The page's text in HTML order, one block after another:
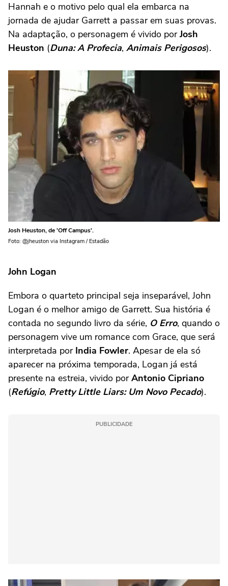
Hannah e o motivo pelo qual ela embarca na
jornada de ajudar Garrett a passar em suas provas.
Na adaptação, o personagem é vivido porJosh
Heuston (Duna: A Profecia, Animais Perigosos).
Josh Heuston, de 'Off Campus'.
Foto: @jheuston via Instagram / Estadão
John Logan
Embora o quarteto principal seja inseparável, John
Logan é o melhor amigo de Garrett. Sua história é
contada no segundo livro da série, O Erro, quando o
personagem vive um romance com Grace, que será
interpretada por India Fowler. Apesar de ela só
aparecer na próxima temporada, Logan já está
presente na estreia, vivido porAntonio Cipriano
(Refúgio, Pretty Little Liars: Um Novo Pecado).
PUBLICIDADE